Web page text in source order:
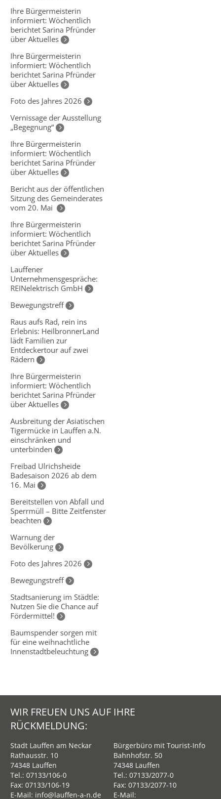
Ihre Bürgermeisterin
informiert: Wöchentlich
berichtet Sarina Pfründer
über Aktuelles
Ihre Bürgermeisterin
informiert: Wöchentlich
berichtet Sarina Pfründer
über Aktuelles
Foto des Jahres 2026
Vernissage der Ausstellung
„Begegnung“
Ihre Bürgermeisterin
informiert: Wöchentlich
berichtet Sarina Pfründer
über Aktuelles
Bericht aus der öffentlichen
Sitzung des Gemeinderates
vom 20. Mai
Ihre Bürgermeisterin
informiert: Wöchentlich
berichtet Sarina Pfründer
über Aktuelles
Lauffener
Unternehmensgespräche:
REINelektrisch GmbH
Bewegungstreff
Raus aufs Rad, rein ins
Erlebnis: HeilbronnerLand
lädt Familien zur
Entdeckertour auf zwei
Rädern
Ihre Bürgermeisterin
informiert: Wöchentlich
berichtet Sarina Pfründer
über Aktuelles
Ausbreitung der Asiatischen
Tigermücke in Lauffen a.N.
einschränken und
unterbinden
Freibad Ulrichsheide
Badesaison 2026 ab dem
16. Mai
Bereitstellen von Abfall und
Sperrmüll – Bitte Zeitfenster
beachten
Warnung der
Bevölkerung
Foto des Jahres 2026
Bewegungstreff
Stadtsanierung im Städtle:
Nutzen Sie die Chance auf
Fördermittel!
Baumspender sorgen mit
für eine weihnachtliche
Innenstadtbeleuchtung
WIR FREUEN UNS AUF IHRE
RÜCKMELDUNG:
Stadt Lauffen am Neckar
Rathausstr. 10
74348 Lauffen
Tel.: 07133/106-0
Fax: 07133/106-19
E-Mail: info@lauffen-a-n.de
Bürgerbüro mit Tourist-Info
Bahnhofstr. 50
74348 Lauffen
Tel.:07133/2077-0
Fax: 07133/2077-10
E-Mail: